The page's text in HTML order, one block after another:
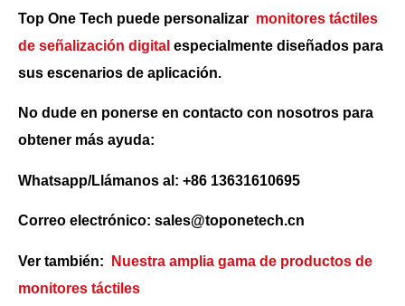
Top One Tech puede personalizar monitores táctiles
de señalización digital especialmente diseñados para
sus escenarios de aplicación.
No dude en ponerse en contacto con nosotros para
obtener más ayuda:
Whatsapp/Llámanos al: +86 13631610695
Correo electrónico: sales@toponetech.cn
Ver también:
Nuestra amplia gama de productos de
monitores táctiles